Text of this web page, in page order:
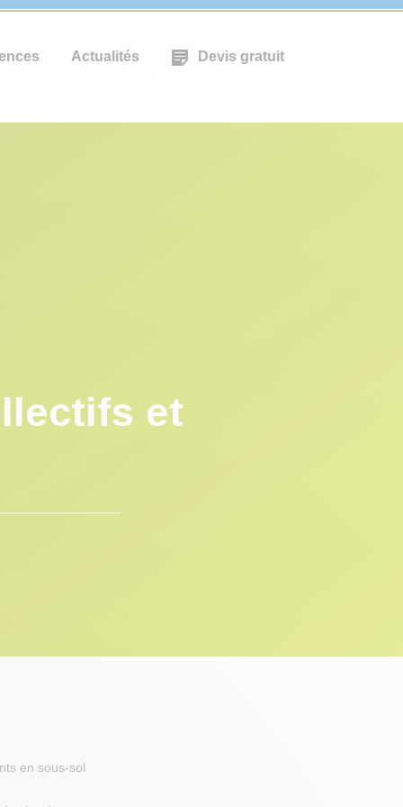
Actualités Devis gratuit
et
en sous-sol